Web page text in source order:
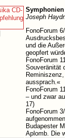
Symphonien
Joseph
FonoForum
und die
geopfert
FonoForum
Souveränität
aussprach.«
FonoForum
– und zwar
17)
FonoForum
Budapester
Aplomb. Die